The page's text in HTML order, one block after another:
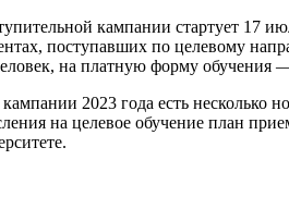
кампании стартует 17
поступавших по целевому
на платную форму обучения
2023 года есть несколько
на целевое обучение план